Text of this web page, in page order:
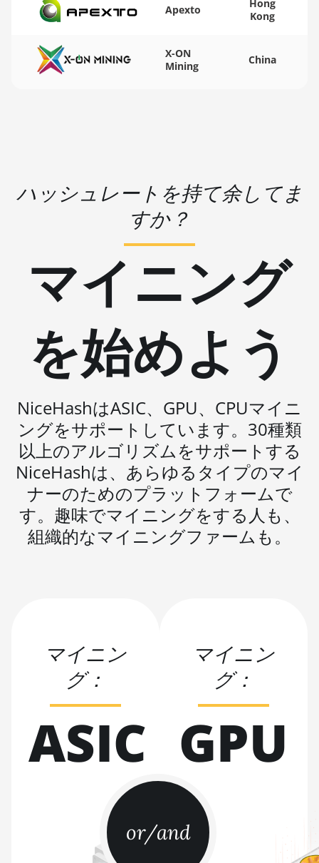
KS3 (9.4TH)
BITMAIN AntMiner
KS5
BITMAIN AntMiner
L11 Hyd. 2U (33Gh)
BITMAIN AntMiner
L11 Hyd. 6U (33Gh)
BITMAIN AntMiner
L11 Pro (21Gh)
BITMAIN AntMiner
L3 ++
BITMAIN AntMiner
BITMAIN AntMiner
L7
BITMAIN AntMiner
L9 (16Gh)
BITMAIN AntMiner
L9 (17Gh)
BITMAIN AntMiner
BITMAIN AntMiner
S17
BITMAIN AntMiner
BITMAIN AntMiner
S17 Pro
BITMAIN AntMiner
S17 Pro (50Th)
BITMAIN AntMiner
Apexto
Hong
Kong
X-ON
Mining
China
ハッシュレートを持て余してま
すか？
マイニング
を始めよう
NiceHashはASIC、GPU、CPUマイニ
ングをサポートしています。30種類
以上のアルゴリズムをサポートする
NiceHashは、あらゆるタイプのマイ
ナーのためのプラットフォームで
す。趣味でマイニングをする人も、
組織的なマイニングファームも。
or/and
マイニン
グ：
ASIC
マイニン
グ：
GPU